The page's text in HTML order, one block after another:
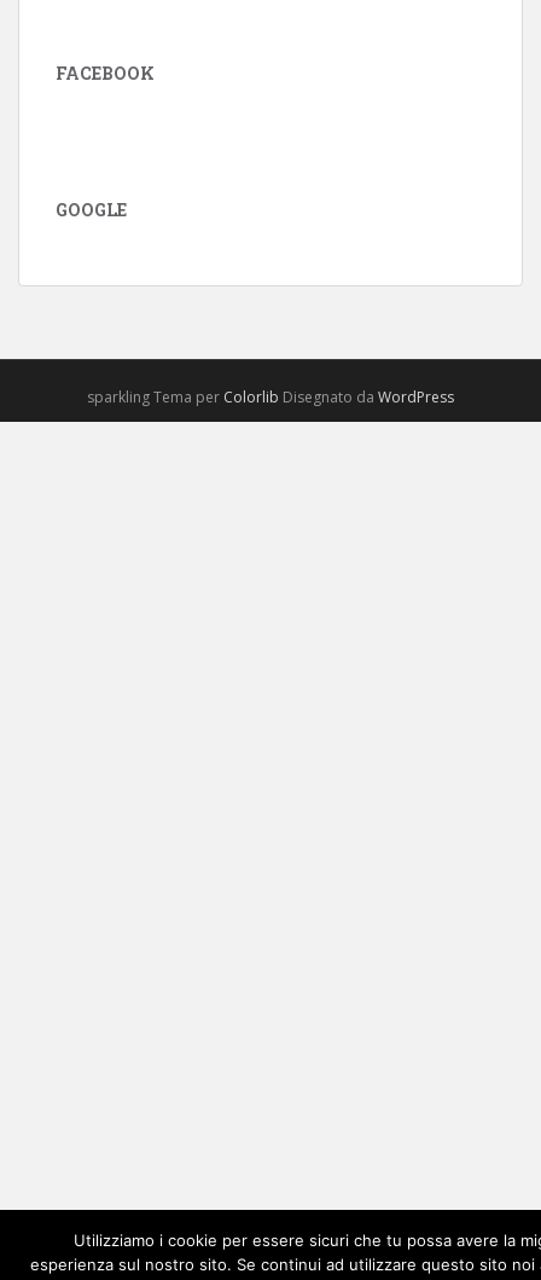
FACEBOOK
GOOGLE
sparkling Tema per Colorlib Disegnato da WordPress
Utilizziamo i cookie per essere sicuri che tu possa avere la
esperienza sul nostro sito. Se continui ad utilizzare questo sito noi